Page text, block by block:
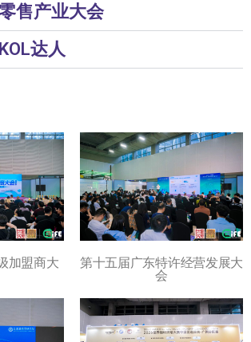
售产业大会
达人
加盟商大
第十五届广东特许经营发展大
会